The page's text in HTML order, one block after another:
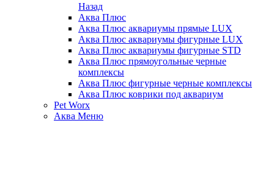
Назад
Аква Плюс
Аква Плюс аквариумы прямые LUX
Аква Плюс аквариумы фигурные LUX
Аква Плюс аквариумы фигурные STD
Аква Плюс прямоугольные черные
комплексы
Аква Плюс фигурные черные комплексы
Аква Плюс коврики под аквариум
Pet Worx
Аква Меню